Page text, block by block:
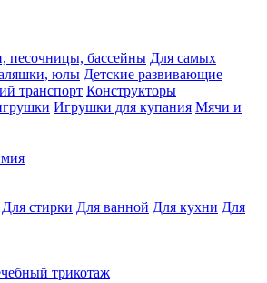
песочницы, бассейны Для самых
юлы Детские развивающие
транспорт Конструкторы
Игрушки для купания Мячи и
Для стирки Для ванной Для кухни Для
трикотаж